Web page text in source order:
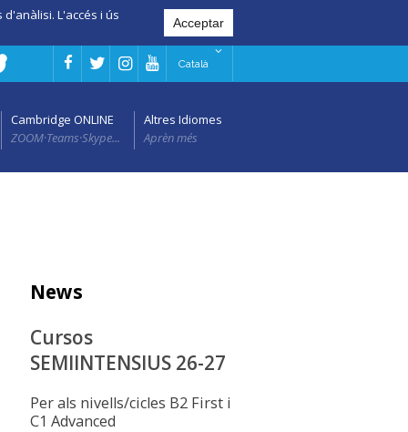
L'accés i ús
Català
Cambridge ONLINE
ZOOM·Teams·Skype...
Altres Idiomes
Aprèn més
News
Cursos
SEMIINTENSIUS 26-27
Per als nivells/cicles B2 First i
C1 Advanced